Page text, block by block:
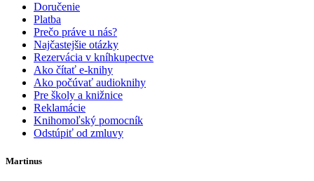
Doručenie
Platba
Prečo práve u nás?
Najčastejšie otázky
Rezervácia v kníhkupectve
Ako čítať e-knihy
Ako počúvať audioknihy
Pre školy a knižnice
Reklamácie
Knihomoľský pomocník
Odstúpiť od zmluvy
Martinus